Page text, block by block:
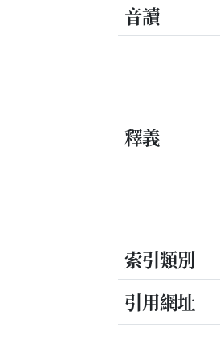
音讀
釋義
索引類別
引用網址